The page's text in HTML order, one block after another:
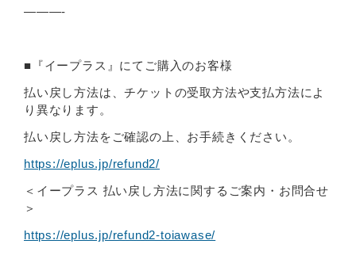
———-
■『イープラス』にてご購入のお客様
払い戻し方法は、チケットの受取方法や支払方法によ
り異なります。
払い戻し方法をご確認の上、お手続きください。
https://eplus.jp/refund2/
＜イープラス 払い戻し方法に関するご案内・お問合せ
＞
https://eplus.jp/refund2-toiawase/